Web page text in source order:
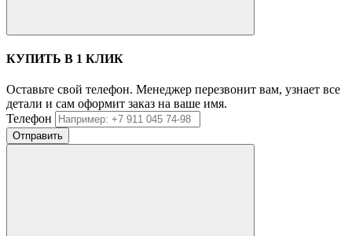
КУПИТЬ В 1 КЛИК
Оставьте свой телефон. Менеджер перезвонит вам, узнает все
детали и сам оформит заказ на ваше имя.
Телефон
Отправить